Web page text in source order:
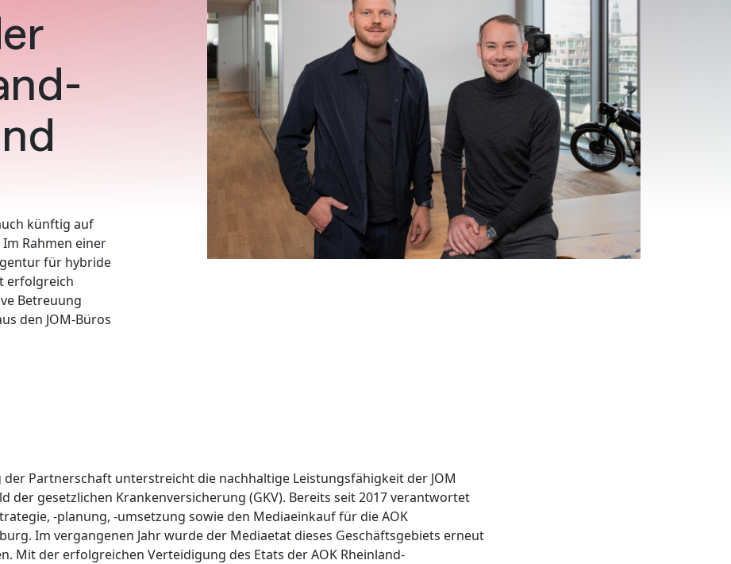
künftig auf
Rahmen einer
für hybride
erfolgreich
Betreuung
den JOM-Büros
der Partnerschaft unterstreicht die nachhaltige Leistungsfähigkeit der JOM
der gesetzlichen Krankenversicherung (GKV). Bereits seit 2017 verantwortet
-planung, -umsetzung sowie den Mediaeinkauf für die AOK
Im vergangenen Jahr wurde der Mediaetat dieses Geschäftsgebiets erneut
Mit der erfolgreichen Verteidigung des Etats der AOK Rheinland-